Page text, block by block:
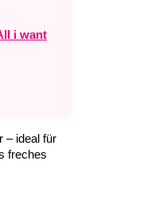
i want
– ideal für
freches